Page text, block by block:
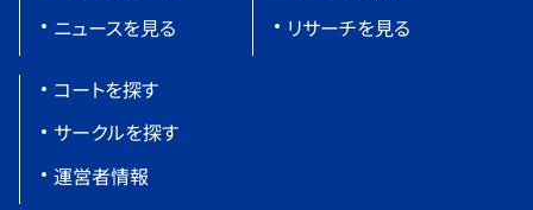
ニュースを見る
リサーチを見る
コートを探す
サークルを探す
運営者情報